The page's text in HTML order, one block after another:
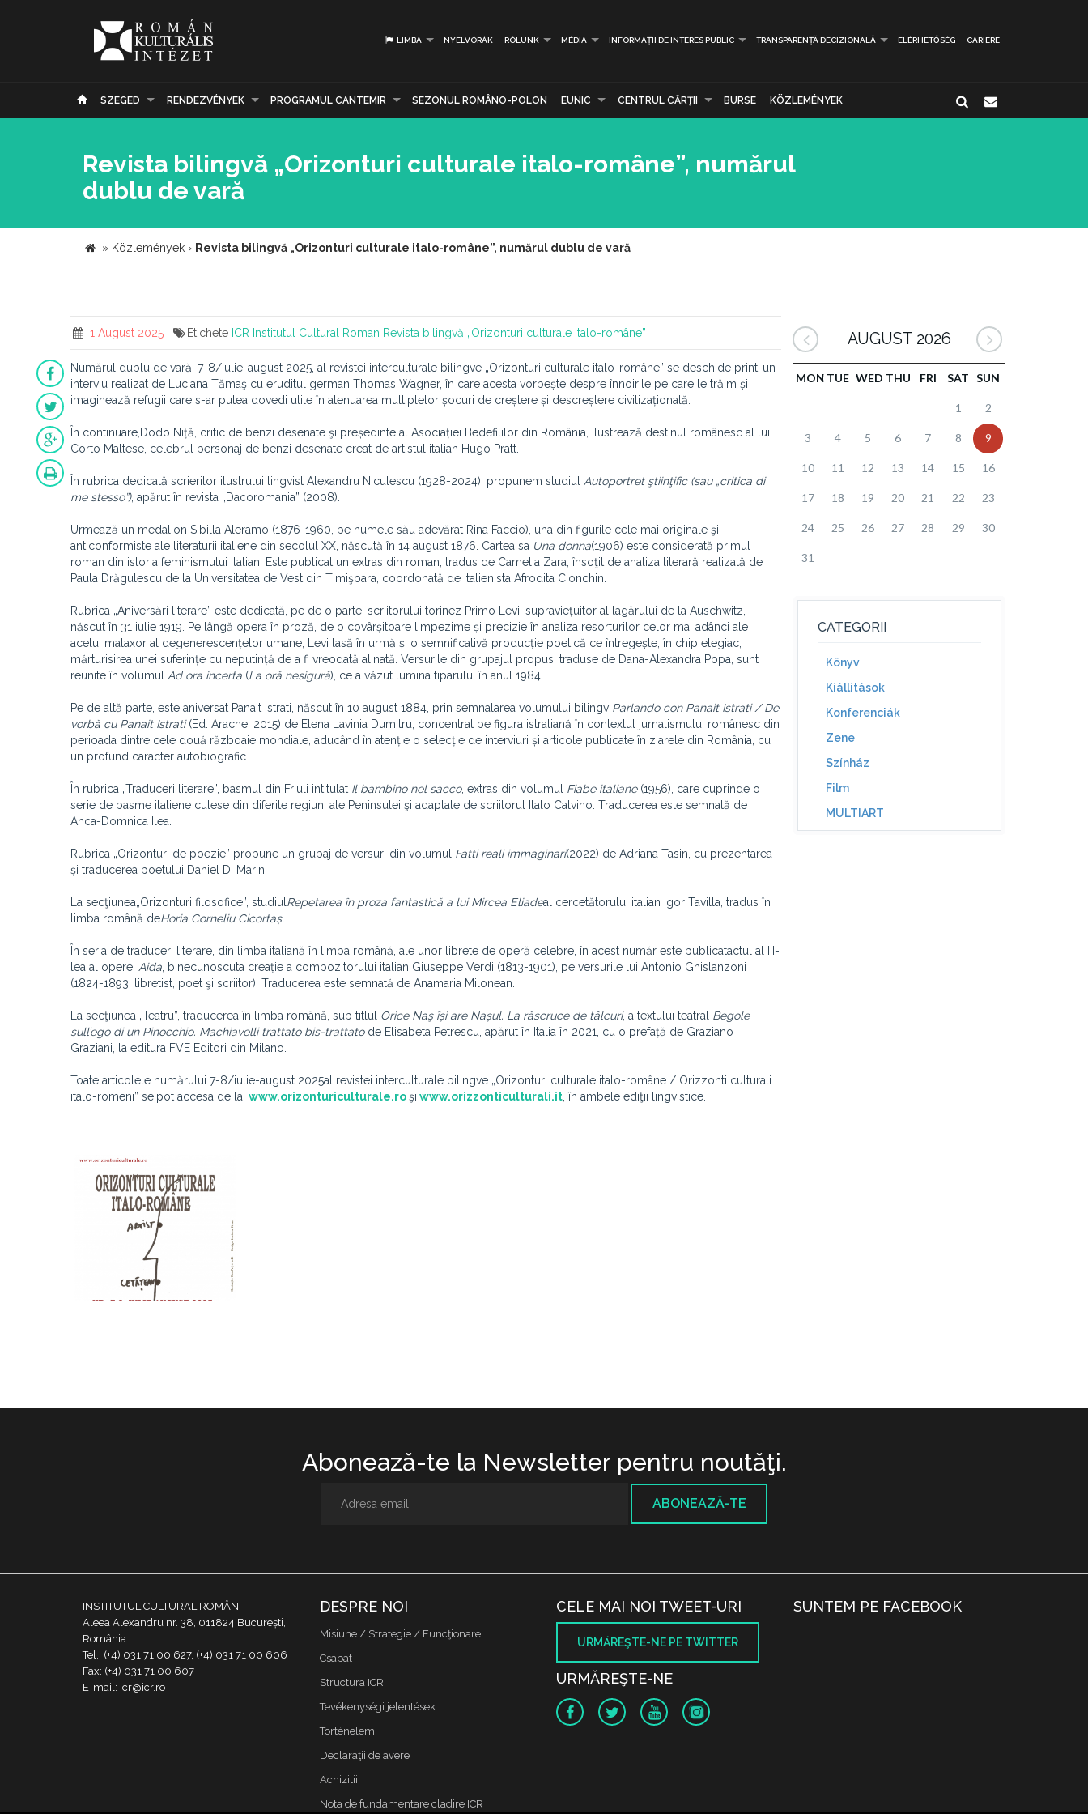
LIMBA NYELVÓRÁK RÓLUNK MÉDIA INFORMAȚII DE INTERES PUBLIC TRANSPARENȚĂ DECIZIONALĂ ELÉRHETŐSÉG CARIERE
SZEGED RENDEZVÉNYEK PROGRAMUL CANTEMIR SEZONUL ROMÂNO-POLON EUNIC CENTRUL CĂRŢII BURSE KÖZLEMÉNYEK
Revista bilingvă „Orizonturi culturale italo-române”, numărul
dublu de vară
» Közlemények › Revista bilingvă „Orizonturi culturale italo-române”, numărul dublu de vară
1 August 2025 Etichete ICR Institutul Cultural Roman Revista bilingvă „Orizonturi culturale italo-române”
Numărul dublu de vară, 7-8/iulie-august 2025, al revistei interculturale bilingve „Orizonturi culturale italo-române” se deschide print-un
interviu realizat de Luciana Tămaş cu eruditul german Thomas Wagner, în care acesta vorbește despre înnoirile pe care le trăim și
imaginează refugii care s-ar putea dovedi utile în atenuarea multiplelor șocuri de creștere și descreștere civilizațională.
În continuare,Dodo Niță, critic de benzi desenate şi președinte al Asociației Bedefililor din România, ilustrează destinul românesc al lui
Corto Maltese, celebrul personaj de benzi desenate creat de artistul italian Hugo Pratt.
În rubrica dedicată scrierilor ilustrului lingvist Alexandru Niculescu (1928-2024), propunem studiul Autoportret ştiinţific (sau „critica di
me stesso”), apărut în revista „Dacoromania” (2008).
Urmează un medalion Sibilla Aleramo (1876-1960, pe numele său adevărat Rina Faccio), una din figurile cele mai originale şi
anticonformiste ale literaturii italiene din secolul XX, născută în 14 august 1876. Cartea sa Una donna(1906) este considerată primul
roman din istoria feminismului italian. Este publicat un extras din roman, tradus de Camelia Zara, însoţit de analiza literară realizată de
Paula Drăgulescu de la Universitatea de Vest din Timişoara, coordonată de italienista Afrodita Cionchin.
Rubrica „Aniversări literare” este dedicată, pe de o parte, scriitorului torinez Primo Levi, supraviețuitor al lagărului de la Auschwitz,
născut în 31 iulie 1919. Pe lângă opera în proză, de o covârșitoare limpezime și precizie în analiza resorturilor celor mai adânci ale
acelui malaxor al degenerescențelor umane, Levi lasă în urmă și o semnificativă producție poetică ce întregește, în chip elegiac,
mărturisirea unei suferințe cu neputință de a fi vreodată alinată. Versurile din grupajul propus, traduse de Dana-Alexandra Popa, sunt
reunite în volumul Ad ora incerta (La oră nesigură), ce a văzut lumina tiparului în anul 1984.
Pe de altă parte, este aniversat Panait Istrati, născut în 10 august 1884, prin semnalarea volumului bilingv Parlando con Panait Istrati / De
vorbă cu Panait Istrati(Ed. Aracne, 2015) de Elena Lavinia Dumitru, concentrat pe figura istratiană în contextul jurnalismului românesc din
perioada dintre cele două războaie mondiale, aducând în atenție o selecție de interviuri și articole publicate în ziarele din România, cu
un profund caracter autobiografic..
În rubrica „Traduceri literare”, basmul din Friuli intitulat Il bambino nel sacco, extras din volumul Fiabe italiane(1956), care cuprinde o
serie de basme italiene culese din diferite regiuni ale Peninsulei şi adaptate de scriitorul Italo Calvino. Traducerea este semnată de
Anca-Domnica Ilea.
Rubrica „Orizonturi de poezie” propune un grupaj de versuri din volumul Fatti reali immaginari(2022) de Adriana Tasin, cu prezentarea
și traducerea poetului Daniel D. Marin.
La secţiunea„Orizonturi filosofice”, studiul Repetarea în proza fantastică a lui Mircea Eliadeal cercetătorului italian Igor Tavilla, tradus în
limba română deHoria Corneliu Cicortaș.
În seria de traduceri literare, din limba italiană în limba română, ale unor librete de operă celebre, în acest număr este publicatactul al III-
lea al operei Aida , binecunoscuta creație a compozitorului italian Giuseppe Verdi (1813-1901), pe versurile lui Antonio Ghislanzoni
(1824-1893, libretist, poet şi scriitor). Traducerea este semnată de Anamaria Milonean.
La secţiunea „Teatru”, traducerea în limba română, sub titlul Orice Naş își are Nașul. La răscruce de tâlcuri, a textului teatral Begole
sull’ego di un Pinocchio. Machiavelli trattato bis-trattatode Elisabeta Petrescu, apărut în Italia în 2021, cu o prefață de Graziano
Graziani, la editura FVE Editori din Milano.
Toate articolele numărului 7-8/iulie-august 2025al revistei interculturale bilingve „Orizonturi culturale italo-române / Orizzonti culturali
italo-romeni” se pot accesa de la: www.orizonturiculturale.roşi www.orizzonticulturali.it , în ambele ediţii lingvistice.
AUGUST 2026
MON TUE WED THU FRI SAT SUN
1 2
3 4 5 6 7 8 9
10 11 12 13 14 15 16
17 18 19 20 21 22 23
24 25 26 27 28 29 30
31
CATEGORII
Könyv
Kiállítások
Konferenciák
Zene
Színház
Film
MULTIART
Abonează-te la Newsletter pentru noutăţi.
ABONEAZĂ-TE
INSTITUTUL CULTURAL ROMÂN
Aleea Alexandru nr. 38, 011824 București,
România
Tel.: (+4) 031 71 00 627, (+4) 031 71 00 606
Fax: (+4) 031 71 00 607
E-mail: icr@icr.ro
DESPRE NOI
Misiune / Strategie / Funcţionare
Csapat
Structura ICR
Tevékenységi jelentések
Történelem
Declaraţii de avere
Achizitii
Nota de fundamentare cladire ICR
CELE MAI NOI TWEET-URI
URMĂREŞTE-NE PE TWITTER
URMĂREŞTE-NE
SUNTEM PE FACEBOOK